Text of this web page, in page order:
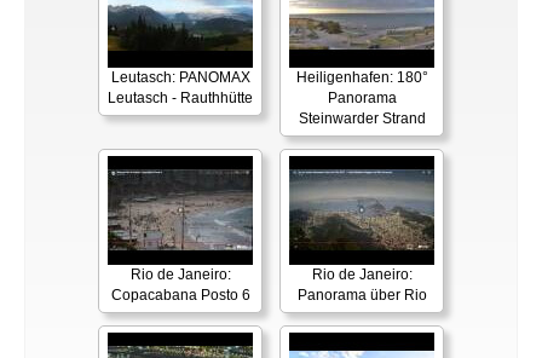
Leutasch: PANOMAX
Leutasch - Rauthhütte
Heiligenhafen: 180°
Panorama
Steinwarder Strand
Rio de Janeiro:
Copacabana Posto 6
Rio de Janeiro:
Panorama über Rio